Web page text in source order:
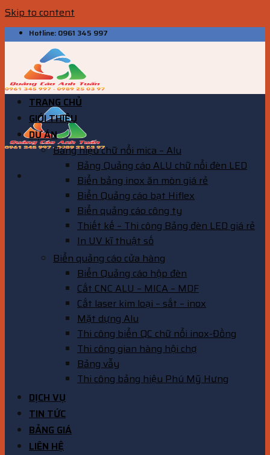
Skip to content
Hotline: 0961 345 997
TRANG CHỦ
GIỚI THIỆU
DỰ ÁN
Bảng hiệu chữ nổi mica – Alu
Bảng Quảng cáo ALU chữ nổi đèn LED
Biển bảng inox ăn mòn giá rẻ
Biển Quảng cáo bạt Hiflex
Biển quảng cáo công ty
Thiết kế – Thi công Bảng đèn LED giá rẻ
In UV kĩ thuật số
Biển quảng cáo cửa hàng
Biển Quảng cáo hộp đèn
Cắt CNC ALU – MICA – MDF
Cắt laser kim loại – sắt – inox
Mặt dựng Alu
Thi công biển QC chữ nổi inox-Đồng
Thi công gian hàng hội chợ
Bảng vẫy
Thi công bảng hiệu Phú Mỹ Hưng
DỊCH VỤ
TIN TỨC
BẢNG GIÁ
LIÊN HỆ